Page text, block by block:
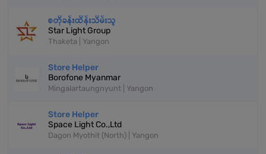
စတိုခန်းထိန်းသိမ်းသူ
Star Light Group
Thaketa | Yangon
Store Helper
Borofone Myanmar
Mingalartaungnyunt | Yangon
Store Helper
Space Light Co.,Ltd
Dagon Myothit (North) | Yangon